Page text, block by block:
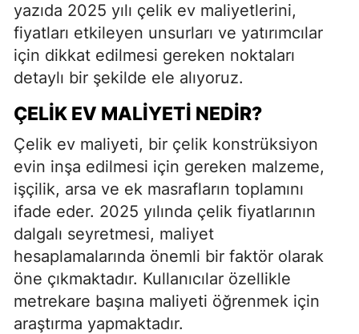
yazıda 2025 yılı çelik ev maliyetlerini,
fiyatları etkileyen unsurları ve yatırımcılar
için dikkat edilmesi gereken noktaları
detaylı bir şekilde ele alıyoruz.
ÇELIK EV MALIYETI NEDIR?
Çelik ev maliyeti, bir çelik konstrüksiyon
evin inşa edilmesi için gereken malzeme,
işçilik, arsa ve ek masrafların toplamını
ifade eder. 2025 yılında çelik fiyatlarının
dalgalı seyretmesi, maliyet
hesaplamalarında önemli bir faktör olarak
öne çıkmaktadır. Kullanıcılar özellikle
metrekare başına maliyeti öğrenmek için
araştırma yapmaktadır.